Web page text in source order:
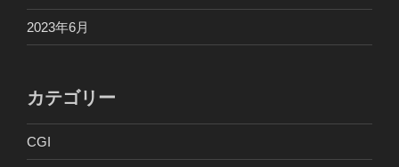
2023年6月
カテゴリー
CGI